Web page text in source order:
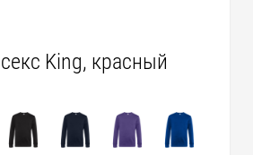
King, красный